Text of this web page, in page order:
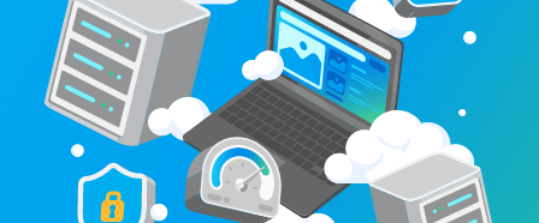
7
Apa itu fitur add-on speed booster dan
bagaimana cara mengaktifkannya?
Di mana lokasi server hosting DomaiNesia
berada?